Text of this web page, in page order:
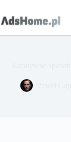
treści